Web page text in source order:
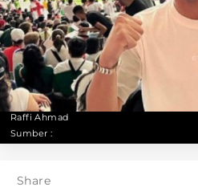
Raffi Ahmad
Sumber :
Share